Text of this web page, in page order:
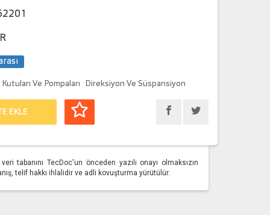
Ve Pompaları Direksiyon Ve Süspansiyon
EKLE
tabanını TecDoc'un önceden yazılı onayı olmaksızın
telif hakkı ihlalidir ve adli kovuşturma yürütülür.